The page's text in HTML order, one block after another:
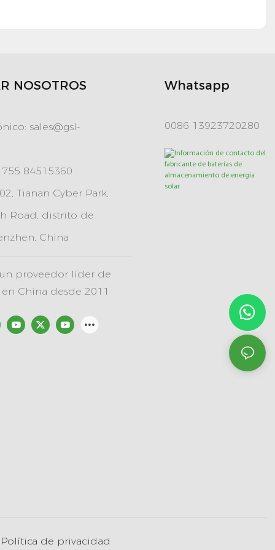
NOSOTROS
sales@gsl-
84515360
Tianan Cyber ​​Park,
Road, distrito de
China
un proveedor líder de
China desde 2011
Whatsapp
0086 13923720280
Política de privacidad